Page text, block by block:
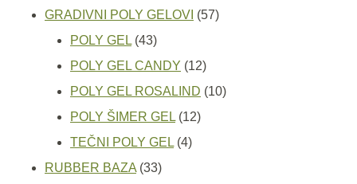
proizvoda
GRADIVNI POLY GELOVI 5757
POLY GEL 4343
proizvoda
POLY GEL CANDY 1212
proizvoda
POLY GEL ROSALIND 1010
POLY ŠIMER GEL 1212
TEČNI POLY GEL 44
RUBBER BAZA 3333